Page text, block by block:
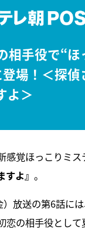
相手役で“ほ
場！＜探偵
よ＞
感覚ほっこりミス
よ』 。
放送の第6話に
恋の相手役とし